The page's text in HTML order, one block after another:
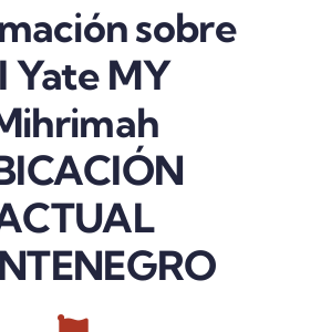
sobre
Yate MY